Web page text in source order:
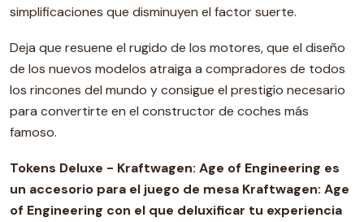
simplificaciones que disminuyen el factor suerte.
Deja que resuene el rugido de los motores, que el diseño
de los nuevos modelos atraiga a compradores de todos
los rincones del mundo y consigue el prestigio necesario
para convertirte en el constructor de coches más
famoso.
Tokens Deluxe - Kraftwagen: Age of Engineering es
un accesorio para el juego de mesa Kraftwagen: Age
of Engineering con el que deluxificar tu experiencia